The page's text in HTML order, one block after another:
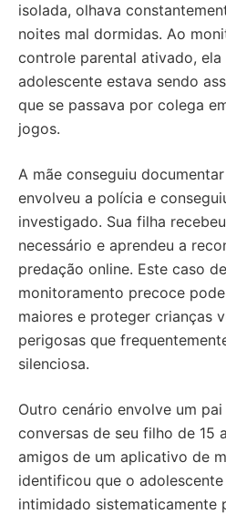
isolada, olhava
noites mal dormidas. Ao
controle parental ativado, ela
adolescente estava sendo
que se passava por colega
jogos.
A mãe conseguiu
envolveu a polícia e
investigado. Sua filha
necessário e aprendeu a
predação online. Este caso
monitoramento precoce
maiores e proteger crianças
perigosas que
silenciosa.
Outro cenário envolve um
conversas de seu filho de 15
amigos de um aplicativo de
identificou que o
intimidado sistematicamente